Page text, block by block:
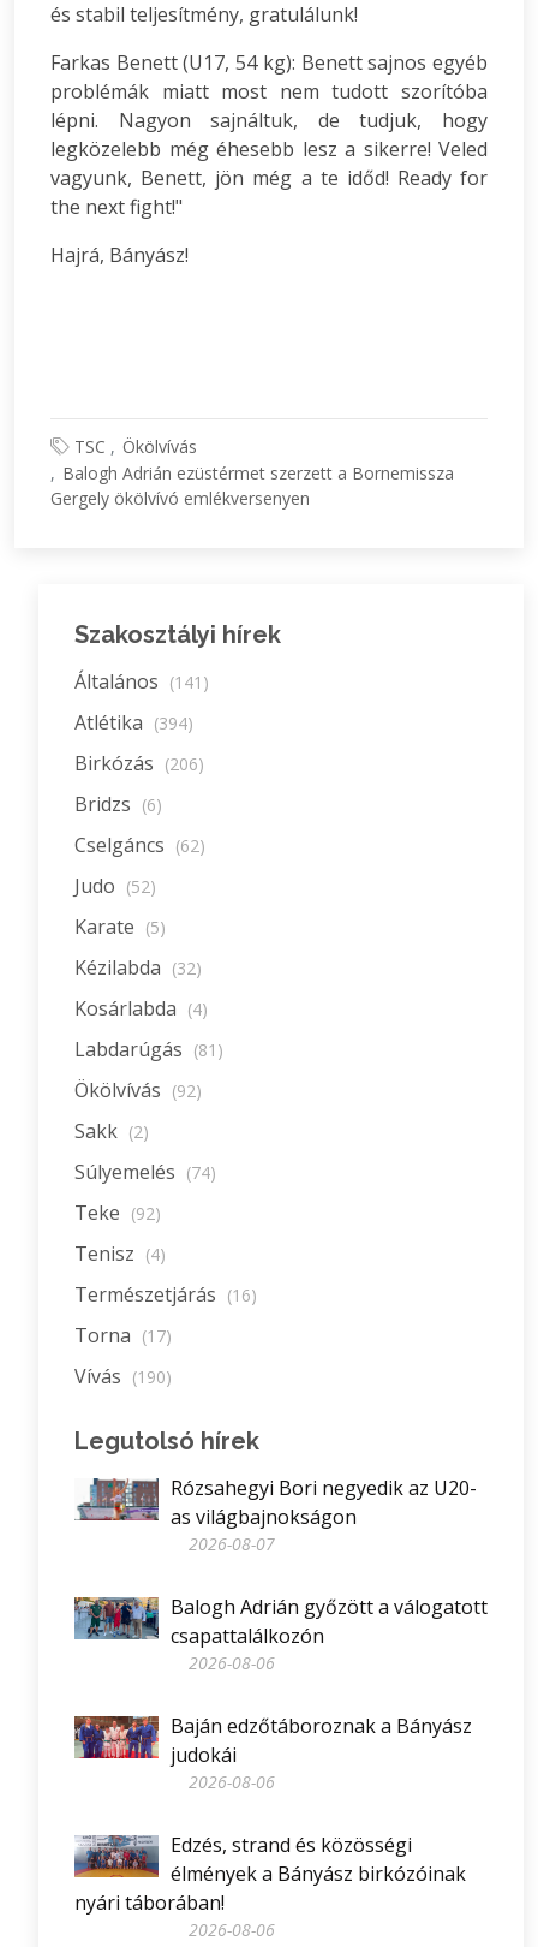
és stabil teljesítmény, gratulálunk!
Farkas Benett (U17, 54 kg): Benett sajnos egyéb
problémák miatt most nem tudott szorítóba
lépni. Nagyon sajnáltuk, de tudjuk, hogy
legközelebb még éhesebb lesz a sikerre! Veled
vagyunk, Benett, jön még a te időd! Ready for
the next fight!"
Hajrá, Bányász!
TSC
Ökölvívás
Balogh Adrián ezüstérmet szerzett a Bornemissza
Gergely ökölvívó emlékversenyen
Szakosztályi hírek
Általános (141)
Atlétika (394)
Birkózás (206)
Bridzs (6)
Cselgáncs (62)
Judo (52)
Karate (5)
Kézilabda (32)
Kosárlabda (4)
Labdarúgás (81)
Ökölvívás (92)
Sakk (2)
Súlyemelés (74)
Teke (92)
Tenisz (4)
Természetjárás (16)
Torna (17)
Vívás (190)
Legutolsó hírek
Rózsahegyi Bori negyedik az U20-
as világbajnokságon
2026-08-07
Balogh Adrián győzött a válogatott
csapattalálkozón
2026-08-06
Baján edzőtáboroznak a Bányász
judokái
2026-08-06
Edzés, strand és közösségi
élmények a Bányász birkózóinak
nyári táborában!
2026-08-06